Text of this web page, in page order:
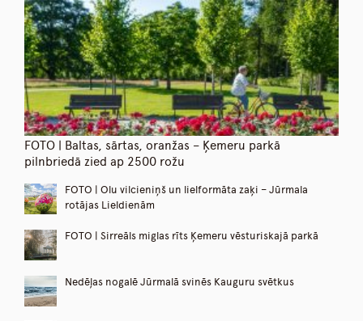
FOTO | Baltas, sārtas, oranžas – Ķemeru parkā
pilnbriedā zied ap 2500 rožu
FOTO | Olu vilcieniņš un lielformāta zaķi – Jūrmala
rotājas Lieldienām
FOTO | Sirreāls miglas rīts Ķemeru vēsturiskajā parkā
Nedēļas nogalē Jūrmalā svinēs Kauguru svētkus